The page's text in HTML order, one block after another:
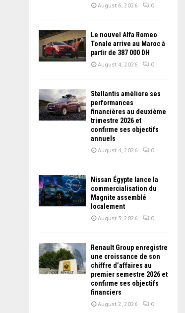
August 6, 2026 0
Le nouvel Alfa Romeo
Tonale arrive au Maroc à
partir de 387 000 DH
August 4, 2026 0
Stellantis améliore ses
performances
financières au deuxième
trimestre 2026 et
confirme ses objectifs
annuels
August 4, 2026 0
Nissan Égypte lance la
commercialisation du
Magnite assemblé
localement
August 3, 2026 0
Renault Group enregistre
une croissance de son
chiffre d’affaires au
premier semestre 2026 et
confirme ses objectifs
financiers
August 2, 2026 0